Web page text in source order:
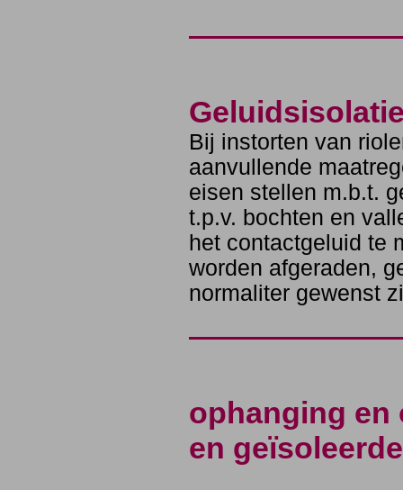
Bij instorten van
aanvullende
eisen stellen m.b.t.
t.p.v. bochten en
het contactgeluid te
worden afgeraden,
normaliter gewenst
ophanging en
en